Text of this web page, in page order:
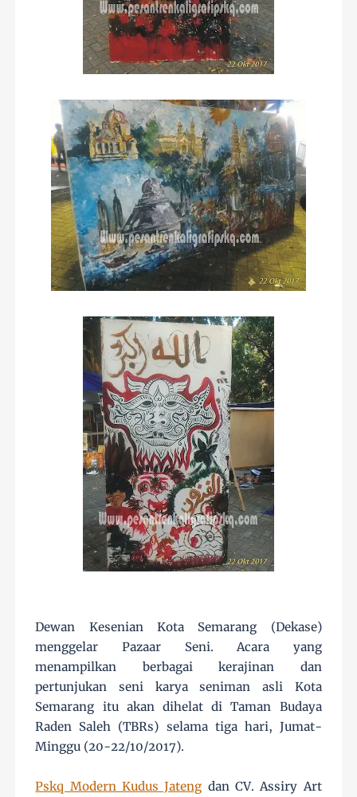
Dewan Kesenian Kota Semarang (Dekase)
menggelar Pazaar Seni. Acara yang
menampilkan berbagai kerajinan dan
pertunjukan seni karya seniman asli Kota
Semarang itu akan dihelat di Taman Budaya
Raden Saleh (TBRs) selama tiga hari, Jumat-
Minggu (20-22/10/2017).
Pskq Modern Kudus Jateng dan CV. Assiry Art